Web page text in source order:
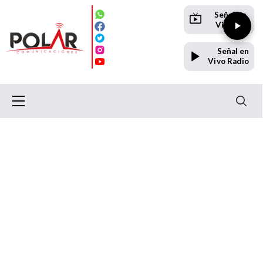
Señal en
Vivo TV
Señal en
Vivo Radio